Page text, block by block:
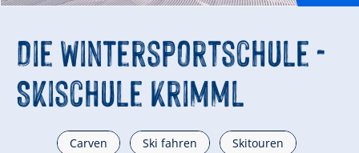
Die Wintersportschule -
Skischule Krimml
Carven Ski fahren Skitouren